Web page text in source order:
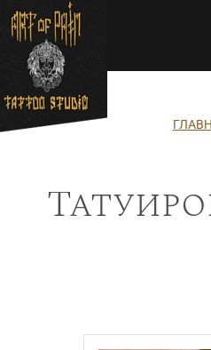
содержанию